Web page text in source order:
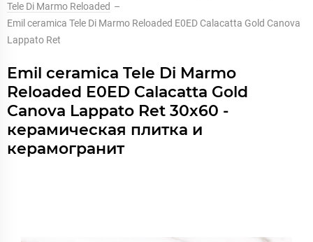
Tele Di Marmo Reloaded –
Emil ceramica Tele Di Marmo Reloaded E0ED Calacatta Gold Canova
Lappato Ret
Emil ceramica Tele Di Marmo
Reloaded E0ED Calacatta Gold
Canova Lappato Ret 30x60 -
керамическая плитка и
керамогранит